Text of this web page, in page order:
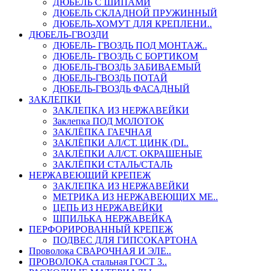
ДЮБЕЛЬ С ШИПАМИ
ДЮБЕЛЬ СКЛАДНОЙ ПРУЖИННЫЙ
ДЮБЕЛЬ-ХОМУТ ДЛЯ КРЕПЛЕНИ..
ДЮБЕЛЬ-ГВОЗДИ
ДЮБЕЛЬ- ГВОЗДЬ ПОД МОНТАЖ..
ДЮБЕЛЬ- ГВОЗДЬ С БОРТИКОМ
ДЮБЕЛЬ-ГВОЗДЬ ЗАБИВАЕМЫЙ
ДЮБЕЛЬ-ГВОЗДЬ ПОТАЙ
ДЮБЕЛЬ-ГВОЗДЬ ФАСАДНЫЙ
ЗАКЛЕПКИ
ЗАКЛЕПКА ИЗ НЕРЖАВЕЙКИ
Заклепка ПОД МОЛОТОК
ЗАКЛЁПКА ГАЕЧНАЯ
ЗАКЛЁПКИ АЛ/СТ. ЦИНК (DI..
ЗАКЛЁПКИ АЛ/СТ. ОКРАШЕНЫЕ
ЗАКЛЁПКИ СТАЛЬ/СТАЛЬ
НЕРЖАВЕЮЩИЙ КРЕПЕЖ
ЗАКЛЕПКА ИЗ НЕРЖАВЕЙКИ
МЕТРИКА ИЗ НЕРЖАВЕЮЩИХ МЕ..
ЦЕПЬ ИЗ НЕРЖАВЕЙКИ
ШПИЛЬКА НЕРЖАВЕЙКА
ПЕРФОРИРОВАННЫЙ КРЕПЕЖ
ПОДВЕС ДЛЯ ГИПСОКАРТОНА
Проволока СВАРОЧНАЯ И ЭЛЕ..
ПРОВОЛОКА стальная ГОСТ 3..